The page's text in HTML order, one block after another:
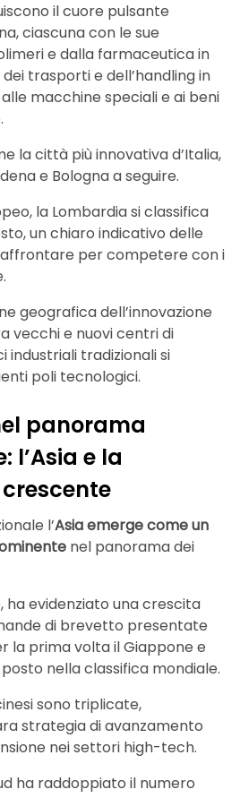
il cuore pulsante
ciascuna con le sue
e dalla farmaceutica in
trasporti e dell’handling in
macchine speciali e ai beni
la città più innovativa d’Italia,
e Bologna a seguire.
la Lombardia si classifica
un chiaro indicativo delle
affrontare per competere con i
geografica dell’innovazione
vecchi e nuovi centri di
industriali tradizionali si
poli tecnologici.
panorama
l’Asia e la
l’Asia emerge come un
nel panorama dei
ha evidenziato una crescita
di brevetto presentate
la prima volta il Giappone e
nella classifica mondiale.
sono triplicate,
strategia di avanzamento
nei settori high-tech.
ha raddoppiato il numero